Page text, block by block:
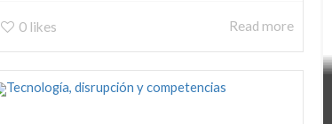
0 likes Read more